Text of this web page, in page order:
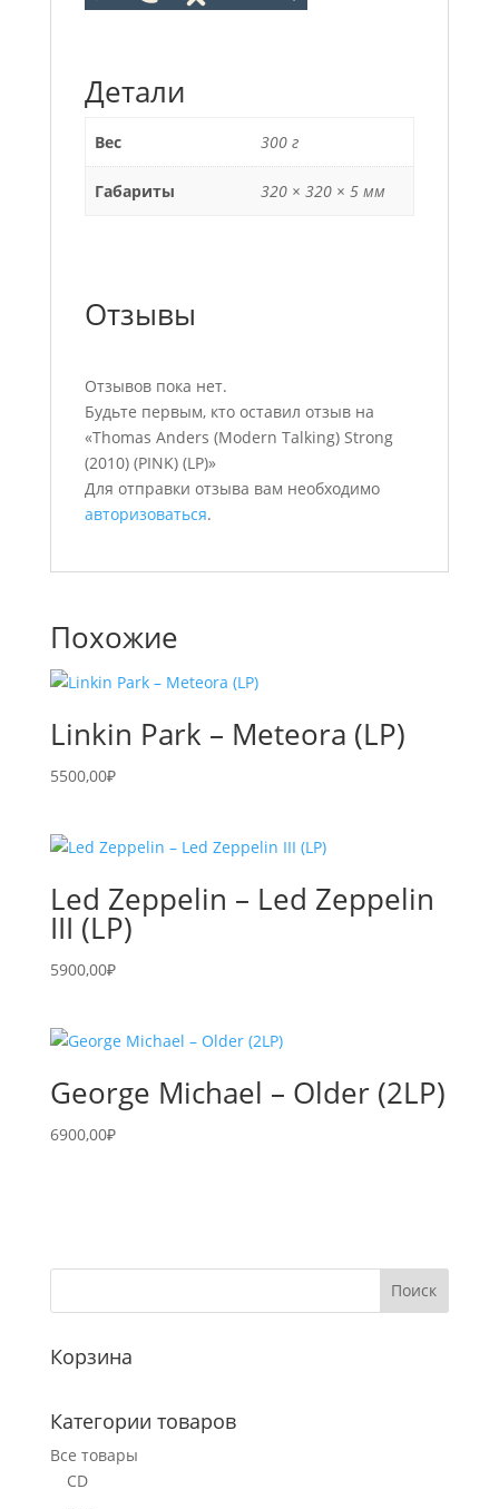
Детали
Вес 300 г
Габариты 320 × 320 × 5 мм
Отзывы
Отзывов пока нет.
Будьте первым, кто оставил отзыв на
«Thomas Anders (Modern Talking) Strong
(2010) (PINK) (LP)»
Для отправки отзыва вам необходимо
авторизоваться.
Похожие
Linkin Park – Meteora (LP)
5500,00₽
Led Zeppelin – Led Zeppelin
III (LP)
5900,00₽
George Michael – Older (2LP)
6900,00₽
Корзина
Категории товаров
Все товары
CD